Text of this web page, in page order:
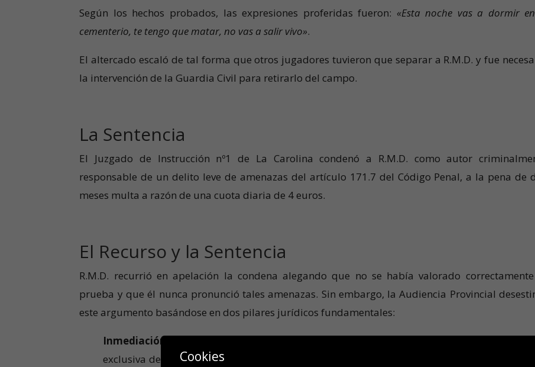
Según los hechos probados, las expresiones proferidas fueron: «Esta noche vas a dormir
cementerio, te tengo que matar, no vas a salir vivo».
El altercado escaló de tal forma que otros jugadores tuvieron que separar a R.M.D. y fue
la intervención de la Guardia Civil para retirarlo del campo.
La Sentencia
El Juzgado de Instrucción nº1 de La Carolina condenó a R.M.D. como autor
responsable de un delito leve de amenazas del artículo 171.7 del Código Penal, a la pena de
meses multa a razón de una cuota diaria de 4 euros.
El Recurso y la Sentencia
R.M.D. recurrió en apelación la condena alegando que no se había valorado
prueba y que él nunca pronunció tales amenazas. Sin embargo, la Audiencia Provincial
este argumento basándose en dos pilares jurídicos fundamentales:
Inmediación Judicial:
exclusiva de valorar las pruebas (testimonios, gestos, seguridad al hablar) porque es quien
Cookies